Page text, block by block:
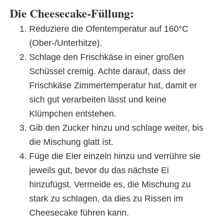
Die Cheesecake-Füllung:
Reduziere die Ofentemperatur auf 160°C
(Ober-/Unterhitze).
Schlage den Frischkäse in einer großen
Schüssel cremig. Achte darauf, dass der
Frischkäse Zimmertemperatur hat, damit er
sich gut verarbeiten lässt und keine
Klümpchen entstehen.
Gib den Zucker hinzu und schlage weiter, bis
die Mischung glatt ist.
Füge die Eier einzeln hinzu und verrühre sie
jeweils gut, bevor du das nächste Ei
hinzufügst. Vermeide es, die Mischung zu
stark zu schlagen, da dies zu Rissen im
Cheesecake führen kann.